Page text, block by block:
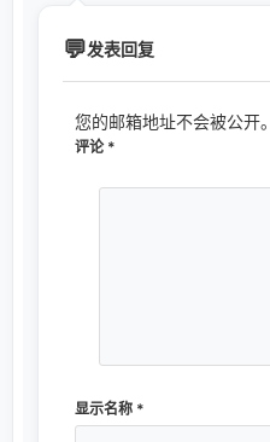
发表回复
您的邮箱地址不会被公开。
评论 *
显示名称 *